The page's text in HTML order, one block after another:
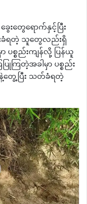
းတွေရောက်နှင့်ပြီး
ခံရတဲ့ သူတွေလည်းရှိ
စည်းကျန်လို့ ပြန်ယူ
ကြတဲ့အခါမှာ ပစ္စည်း
တွေ့ပြီး သတ်ခံရတဲ့